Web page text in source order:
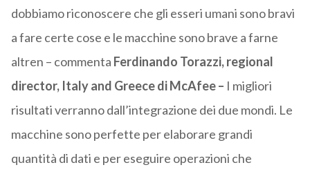
dobbiamo riconoscere che gli esseri umani sono bravi
a fare certe cose e le macchine sono brave a farne
altren – commenta Ferdinando Torazzi, regional
director, Italy and Greece di McAfee – I migliori
risultati verranno dall’integrazione dei due mondi. Le
macchine sono perfette per elaborare grandi
quantità di dati e per eseguire operazioni che